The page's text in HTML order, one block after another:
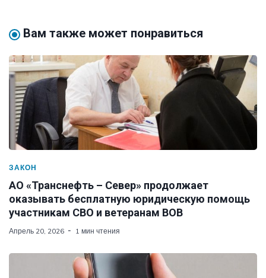
Вам также может понравиться
ЗАКОН
АО «Транснефть – Север» продолжает
оказывать бесплатную юридическую помощь
участникам СВО и ветеранам ВОВ
Апрель 20, 2026 1 мин чтения